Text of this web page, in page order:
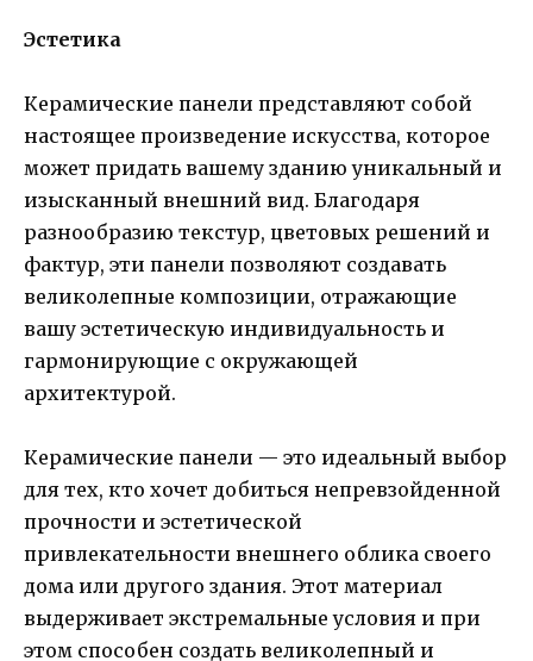
Эстетика
Керамические панели представляют собой
настоящее произведение искусства, которое
может придать вашему зданию уникальный и
изысканный внешний вид. Благодаря
разнообразию текстур, цветовых решений и
фактур, эти панели позволяют создавать
великолепные композиции, отражающие
вашу эстетическую индивидуальность и
гармонирующие с окружающей
архитектурой.
Керамические панели — это идеальный выбор
для тех, кто хочет добиться непревзойденной
прочности и эстетической
привлекательности внешнего облика своего
дома или другого здания. Этот материал
выдерживает экстремальные условия и при
этом способен создать великолепный и